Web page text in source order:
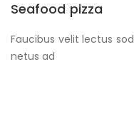
Seafood pizza
Faucibus velit lectus
netus ad